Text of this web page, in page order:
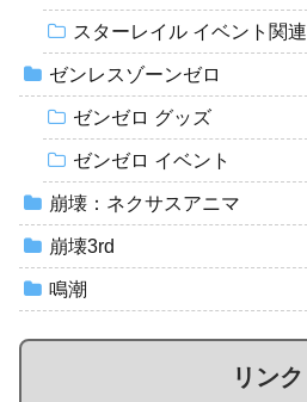
スターレイル イベント関連
ゼンレスゾーンゼロ
ゼンゼロ グッズ
ゼンゼロ イベント
崩壊：ネクサスアニマ
崩壊3rd
鳴潮
リンク